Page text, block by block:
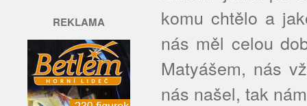
REKLAMA
komu chtělo a
nás měl celou
Matyášem, nás
nás našel, tak